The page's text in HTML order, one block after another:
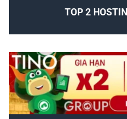
TOP 2